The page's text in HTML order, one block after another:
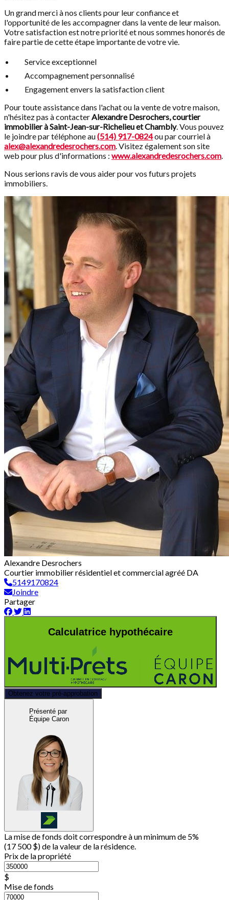
Un grand merci à nos clients pour leur confiance et
l'opportunité de les accompagner dans la vente de leur maison.
Votre satisfaction est notre priorité et nous sommes honorés de
faire partie de cette étape importante de votre vie.
Service exceptionnel
Accompagnement personnalisé
Engagement envers la satisfaction client
Pour toute assistance dans l'achat ou la vente de votre maison,
n'hésitez pas à contacterAlexandre Desrochers, courtier
immobilier à Saint-Jean-sur-Richelieu et Chambly. Vous pouvez
le joindre par téléphone au(514) 917-0824ou par courriel à
alex@alexandredesrochers.com. Visitez également son site
web pour plus d'informations : www.alexandredesrochers.com.
Nous serions ravis de vous aider pour vos futurs projets
immobiliers.
Alexandre Desrochers
Courtier immobilier résidentiel et commercial agréé DA
5149170824
Joindre
Partager
Calculatrice hypothécaire
Obtenez votre pré-approbation
Présenté par
Équipe Caron
La mise de fonds doit correspondre à un minimum de 5%
(17 500 $) de la valeur de la résidence.
Prix de la propriété
$
Mise de fonds